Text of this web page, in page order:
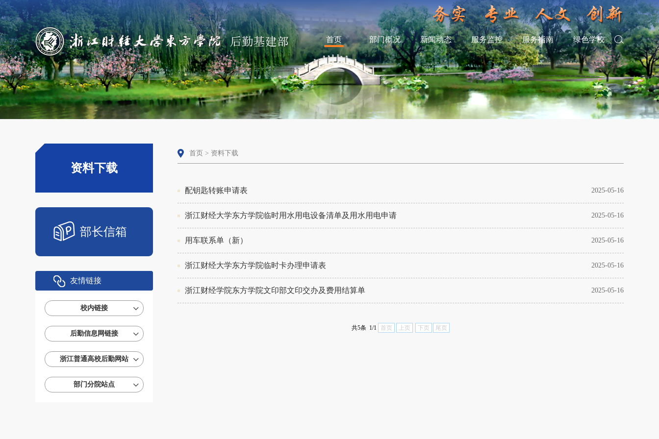
首页 部门概况 新闻动态 服务监控 服务指南 绿色学校
资料下载
部长信箱
友情链接
校内链接
后勤信息网链接
浙江普通高校后勤网站
部门分院站点
首页 > 资料下载
配钥匙转账申请表 2025-05-16
浙江财经大学东方学院临时用水用电设备清单及用水用电申请 2025-05-16
用车联系单（新） 2025-05-16
浙江财经大学东方学院临时卡办理申请表 2025-05-16
浙江财经学院东方学院文印部文印交办及费用结算单 2025-05-16
共5条 1/1 首页 上页 下页 尾页